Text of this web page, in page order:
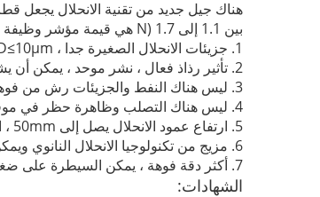
بين 1.1 إلى 1.7 (N هي قيمة مؤشر وظيفة التوزيع RR).
1. جزيئات الانحلال الصغيرة جدا ، SMD≤10μm ، توزيع حجم موحد ، مؤشر التوزيع N> 2 ؛
2. تأثير رذاذ فعال ، نشر موحد ، يمكن أن يشعر رذاذ العمود الانحلال من الواضح تحت ضوء الطبيعة.
3. ليس هناك النفط والجزيئات رش من فوهة مباشرة ، لا النفط المتراكمة بعد وقت طويل الانحلال.
4. ليس هناك التصلب وظاهرة حظر في موقف فوهة ، أقل التشغيل والصيانة.
5. ارتفاع عمود الانحلال يصل إلى 50mm ، الانحلال الكبير وتأثير جيد.
6. مزيج من تكنولوجيا الانحلال النانوي ويمكن إعادة تدويرها تكنولوجيا النفط العائد.
7. أكثر دقة فوهة ، يمكن السيطرة على ضغط المضخة على نحو فعال ، والحد من استهلاك الطاقة.
الشهادات: